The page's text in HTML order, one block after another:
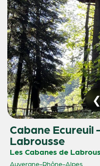
Cabane Ecureuil
Labrousse
Les Cabanes de
Auvergne-Rhône-Alpes